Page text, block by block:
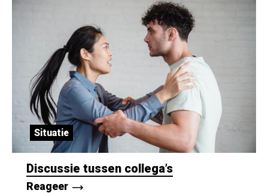
Situatie
Discussie tussen collega’s
Reageer